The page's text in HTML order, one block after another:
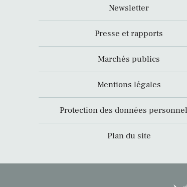
Newsletter
Presse et rapports
Marchés publics
Mentions légales
Protection des données
Plan du site